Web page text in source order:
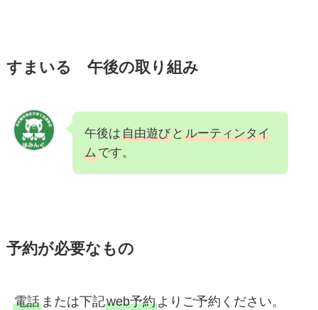
すまいる 午後の取り組み
午後は自由遊びと ルーティンタイ
ムです。
予約が必要なもの
電話または下記web予約よりご予約ください。